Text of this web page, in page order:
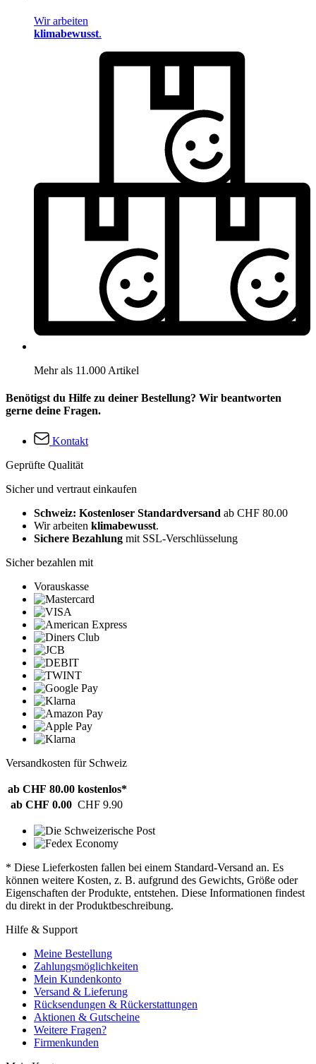
Wir arbeiten
klimabewusst.
Mehr als 11.000 Artikel
Benötigst du Hilfe zu deiner Bestellung? Wir beantworten
gerne deine Fragen.
Kontakt
Geprüfte Qualität
Sicher und vertraut einkaufen
Schweiz: Kostenloser Standardversand ab CHF 80.00
Wir arbeiten klimabewusst.
Sichere Bezahlung mit SSL-Verschlüsselung
Sicher bezahlen mit
Vorauskasse
Versandkosten für Schweiz
ab CHF 80.00 kostenlos*
ab CHF 0.00 CHF 9.90
* Diese Lieferkosten fallen bei einem Standard-Versand an. Es
können weitere Kosten, z. B. aufgrund des Gewichts, Größe oder
Eigenschaften der Produkte, entstehen. Diese Informationen findest
du direkt in der Produktbeschreibung.
Hilfe & Support
Meine Bestellung
Zahlungsmöglichkeiten
Mein Kundenkonto
Versand & Lieferung
Rücksendungen & Rückerstattungen
Aktionen & Gutscheine
Weitere Fragen?
Firmenkunden